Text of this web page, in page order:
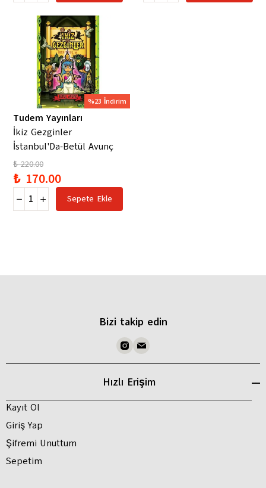
%23 İndirim
Tudem Yayınları
İkiz Gezginler
İstanbul'Da-Betül Avunç
₺ 220.00
₺ 170.00
Sepete Ekle
Bizi takip edin
Hızlı Erişim
Kayıt Ol
Giriş Yap
Şifremi Unuttum
Sepetim